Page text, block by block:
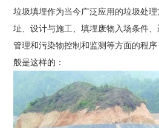
垃圾填埋作为当今广泛应用的垃圾处
址、设计与施工、填埋废物入场条件
管理和污染物控制和监测等方面的程
般是这样的：